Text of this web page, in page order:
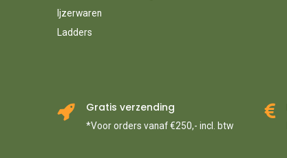
Ijzerwaren
Ladders
Gratis verzending
*Voor orders vanaf €250,- incl. btw